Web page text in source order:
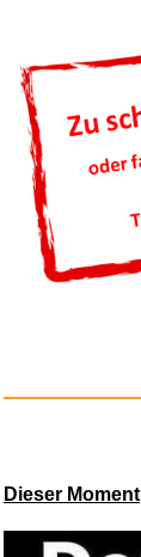
Dieser Moment